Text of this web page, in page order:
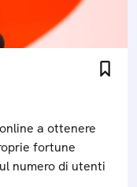
a ottenere
fortune
numero di utenti